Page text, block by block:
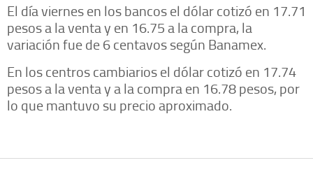
El día viernes en los bancos el dólar cotizó en 17.71
pesos a la venta y en 16.75 a la compra, la
variación fue de 6 centavos según Banamex.
En los centros cambiarios el dólar cotizó en 17.74
pesos a la venta y a la compra en 16.78 pesos, por
lo que mantuvo su precio aproximado.